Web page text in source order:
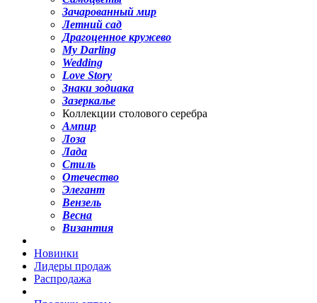
Зачарованный мир
Летний сад
Драгоценное кружево
My Darling
Wedding
Love Story
Знаки зодиака
Зазеркалье
Коллекции столового серебра
Ампир
Лоза
Лада
Стиль
Отечество
Элегант
Вензель
Весна
Византия
Новинки
Лидеры продаж
Распродажа